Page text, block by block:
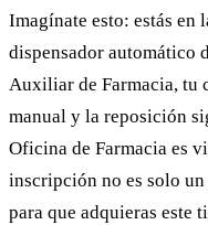
Imagínate esto: estás en
dispensador automático
Auxiliar de Farmacia, tu
manual y la reposición
Oficina de Farmacia es
inscripción no es solo
para que adquieras este